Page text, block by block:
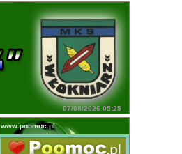
07/08/2026 05:25
www.poomoc.pl